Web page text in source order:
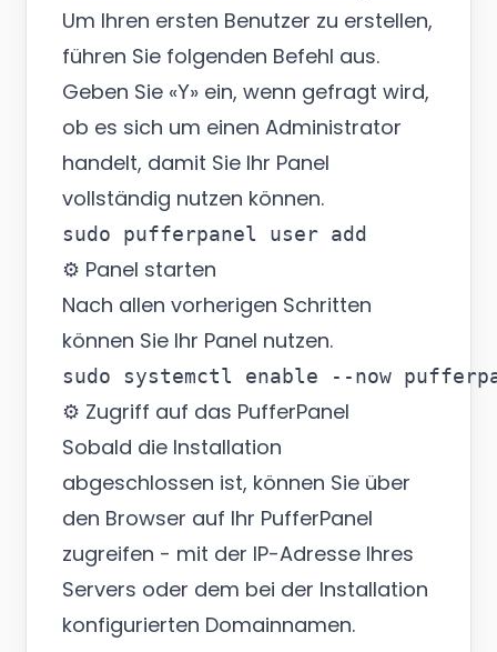
Um Ihren ersten Benutzer zu erstellen,
führen Sie folgenden Befehl aus.
Geben Sie «Y» ein, wenn gefragt wird,
ob es sich um einen Administrator
handelt, damit Sie Ihr Panel
vollständig nutzen können.
⚙️ Panel starten
Nach allen vorherigen Schritten
können Sie Ihr Panel nutzen.
⚙️ Zugriff auf das PufferPanel
Sobald die Installation
abgeschlossen ist, können Sie über
den Browser auf Ihr PufferPanel
zugreifen - mit der IP-Adresse Ihres
Servers oder dem bei der Installation
konfigurierten Domainnamen.